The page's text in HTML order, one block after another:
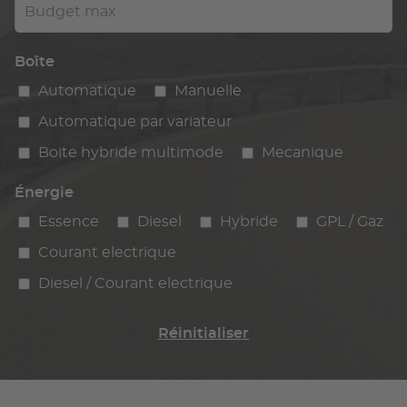
Budget max
Boîte
Automatique
Manuelle
Automatique par variateur
Boite hybride multimode Mecanique
Énergie
Essence
Diesel Hybride GPL / Gaz
Courant electrique
Diesel / Courant electrique
Réinitialiser